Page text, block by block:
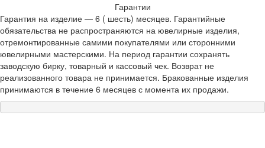
Гарантии
Гарантия на изделие — 6 ( шесть) месяцев. Гарантийные
обязательства не распространяются на ювелирные изделия,
отремонтированные самими покупателями или сторонними
ювелирными мастерскими. На период гарантии сохранять
заводскую бирку, товарный и кассовый чек. Возврат не
реализованного товара не принимается. Бракованные изделия
принимаются в течение 6 месяцев с момента их продажи.